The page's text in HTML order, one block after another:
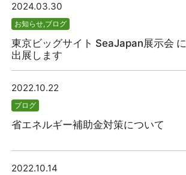
2024.03.30
お知らせ,ブログ
東京ビッグサイト SeaJapan展示会 に
出展します
2022.10.22
ブログ
省エネルギー補助金対策について
2022.10.14